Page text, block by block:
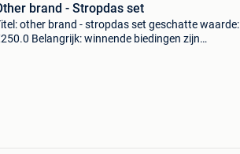
brand - Stropdas set
other brand - stropdas set geschatte waarde:
Belangrijk: winnende biedingen zijn